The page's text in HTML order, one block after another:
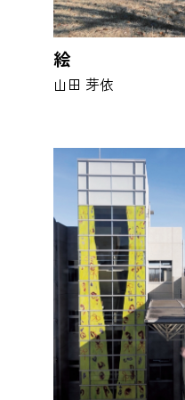
絵
山田 芽依